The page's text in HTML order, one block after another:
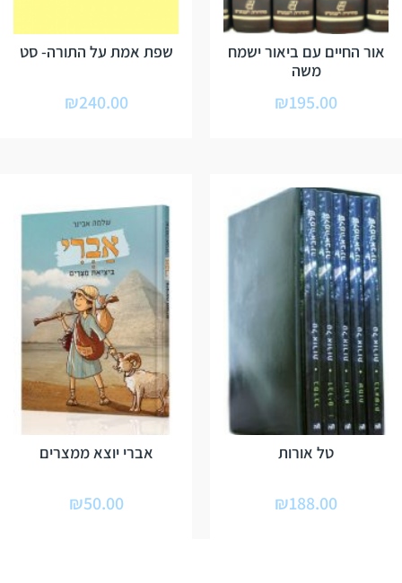
אור החיים עם ביאור ישמח
משה
₪195.00
שפת אמת על התורה- סט
₪240.00
טל אורות
₪188.00
אברי יוצא ממצרים
₪50.00